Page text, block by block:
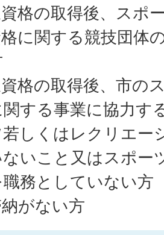
格の取得後、スポ
に関する競技団体
格の取得後、市の
する事業に協力す
しくはレクリエー
いこと又はスポー
務としていない方
がない方